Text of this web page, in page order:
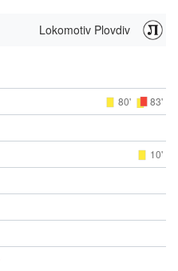
Lokomotiv Plovdiv
80' 83'
10'